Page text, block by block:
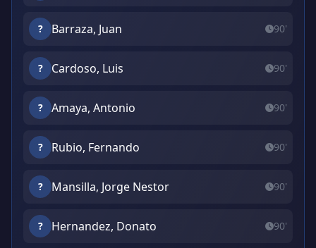
? Barraza, Juan 90'
? Cardoso, Luis 90'
? Amaya, Antonio 90'
? Rubio, Fernando 90'
? Mansilla, Jorge Nestor 90'
? Hernandez, Donato 90'